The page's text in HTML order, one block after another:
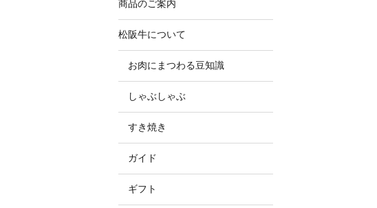
商品のご案内
松阪牛について
お肉にまつわる豆知識
しゃぶしゃぶ
すき焼き
ガイド
ギフト